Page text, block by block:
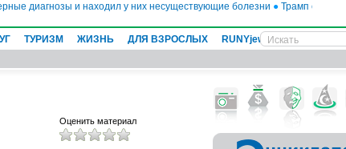
диагнозы и находил у них несуществующие болезни● Трамп отложил
ТУРИЗМ ЖИЗНЬ ДЛЯ ВЗРОСЛЫХ RUNYjews ВЕСТИ ИЗ
Оценить материал